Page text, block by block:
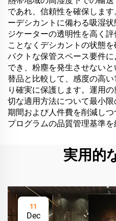
であれ、信頼性を確保しま
ーデシカントに備わる吸湿
ジケーターの透明性を高く
ことなくデシカントの状態
パクトな保管スペース要件
でき、粉塵を発生させない
替品と比較して、感度の高
り確実に保護します。運用
切な適用方法について最小
期間および人件費を削減し
プログラムの品質管理基準を
実用的
11
Dec